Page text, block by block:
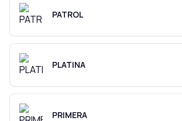
PATROL
PLATINA
PRIMERA